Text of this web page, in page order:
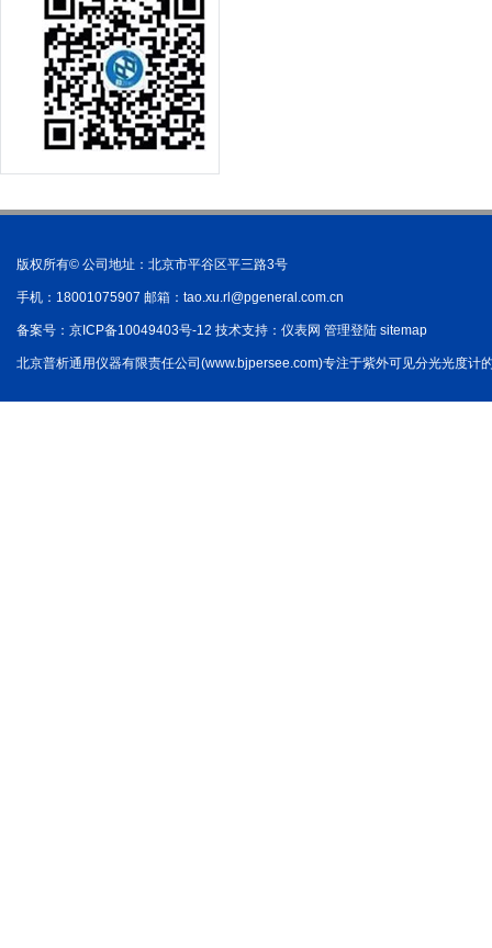
版权所有© 公司地址：北京市平谷区平三路3号
手机：18001075907 邮箱： tao.xu.rl@pgeneral.com.cn
备案号： 京ICP备10049403号-12 技术支持： 仪表网 管理登陆 sitemap
北京普析通用仪器有限责任公司(www.bjpersee.com)专注于紫外可见分光光度计